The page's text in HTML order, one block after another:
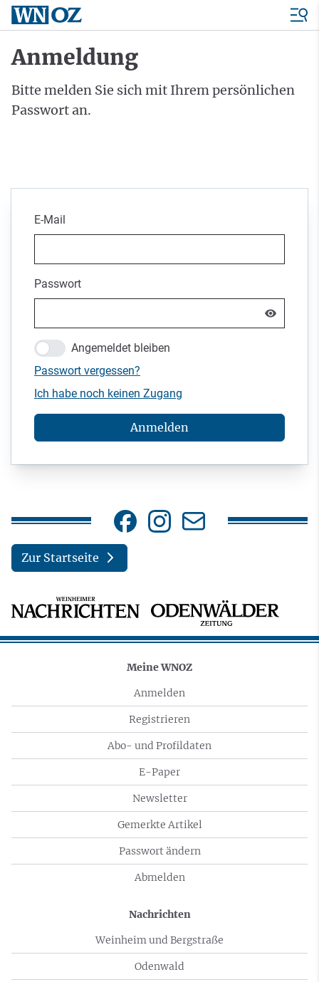
Anmeldung
Bitte melden Sie sich mit Ihrem persönlichen
Passwort an.
E-Mail
Passwort
Angemeldet bleiben
Passwort vergessen?
Ich habe noch keinen Zugang
Anmelden
Zur Startseite
Meine WNOZ
Anmelden
Registrieren
Abo- und Profildaten
E-Paper
Newsletter
Gemerkte Artikel
Passwort ändern
Abmelden
Nachrichten
Weinheim und Bergstraße
Odenwald